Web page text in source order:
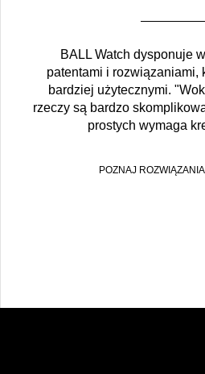
BALL Watch dysponuje
patentami i rozwiązaniami,
bardziej użytecznymi.
rzeczy są bardzo
prostych wymaga
POZNAJ